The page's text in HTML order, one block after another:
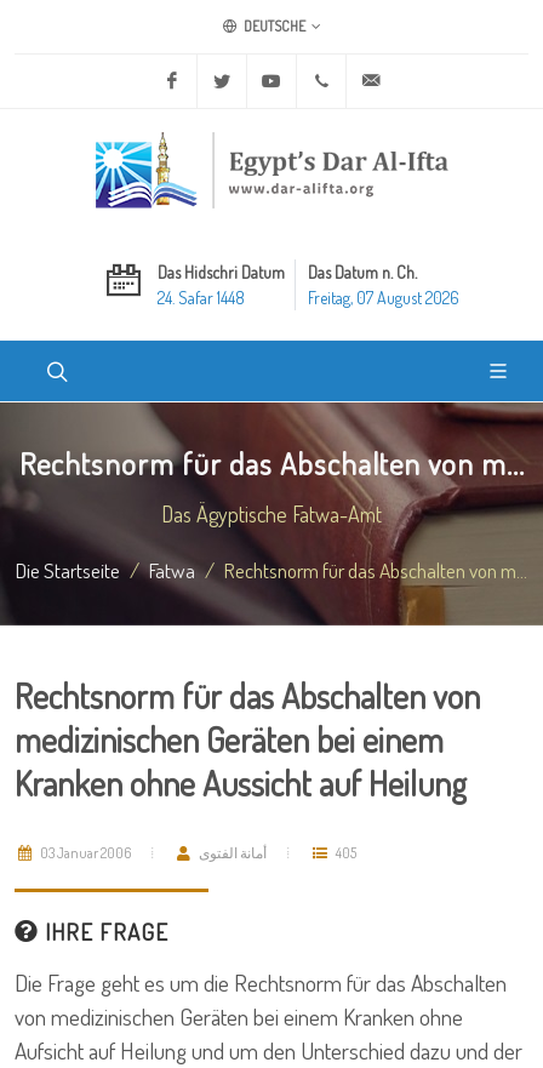
DEUTSCHE
Facebook Twitter Youtube +20 2 25970400
Das Hidschri Datum
24. Safar 1448
Das Datum n. Ch.
Freitag, 07 August 2026
Rechtsnorm für das Abschalten von m...
Das Ägyptische Fatwa-Amt
Die Startseite Fatwa Rechtsnorm für das Abschalten von m...
Rechtsnorm für das Abschalten von
medizinischen Geräten bei einem
Kranken ohne Aussicht auf Heilung
03 Januar 2006 أمانة الفتوى 405
IHRE FRAGE
Die Frage geht es um die Rechtsnorm für das Abschalten
von medizinischen Geräten bei einem Kranken ohne
Aufsicht auf Heilung und um den Unterschied dazu und der